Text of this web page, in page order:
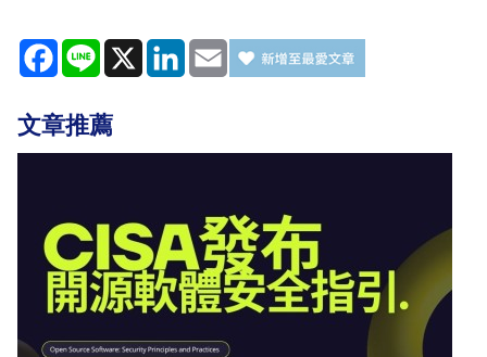
Facebook
Line X LinkedIn
Email
文章推薦